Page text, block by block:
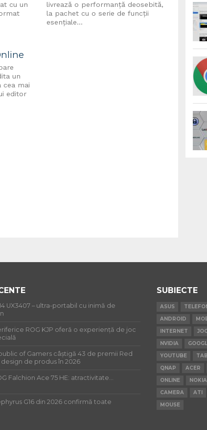
cu un
livrează o performanță deosebită,
la pachet cu o serie de funcții
esențiale...
un
cea mai
editor
UX3407 – ultra-portabil cu inimă de
ROG KJP oferă o experiență de joc
of Gamers câștigă 43 de premii Red
de produs în 2026
Falchion Ace 75 HE: atractivitate…
G16 din 2026 confirmă toate
SUBIECTE
ASUS
ANDROID
INTERNET
NVIDIA
YOUTUBE
QNAP
ACER
ONLINE
NOKIA
CAMERA
ATI
MOUSE